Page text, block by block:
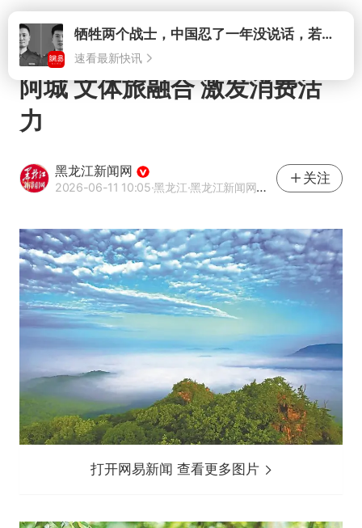
打开牺牲两个战士，中国忍了一年没说话，若菲律宾死了人，他会开战吗
速看最新快讯
阿城 文体旅融合 激发消费活
力
黑龙江新闻网
2026-06-11 10:05·黑龙江·黑龙江新闻网官方网易号
关注
打开网易新闻 查看更多图片